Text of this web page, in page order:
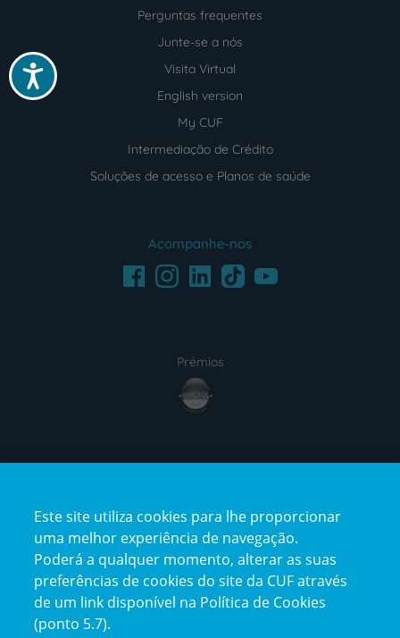
Acessibilidade
Perguntas frequentes
Junte-se a nós
Visita Virtual
English version
My CUF
Intermediação de Crédito
Soluções de acesso e Planos de saúde
Acompanhe-nos
FacebookInstagramLinkedInTikTokYoutube
Prémios
award4
certification2certification3
Este site utiliza cookies para lhe proporcionar
uma melhor experiência de navegação.
Poderá a qualquer momento, alterar as suas
preferências de cookies do site da CUF através
de um link disponível na Política de Cookies
(ponto 5.7).